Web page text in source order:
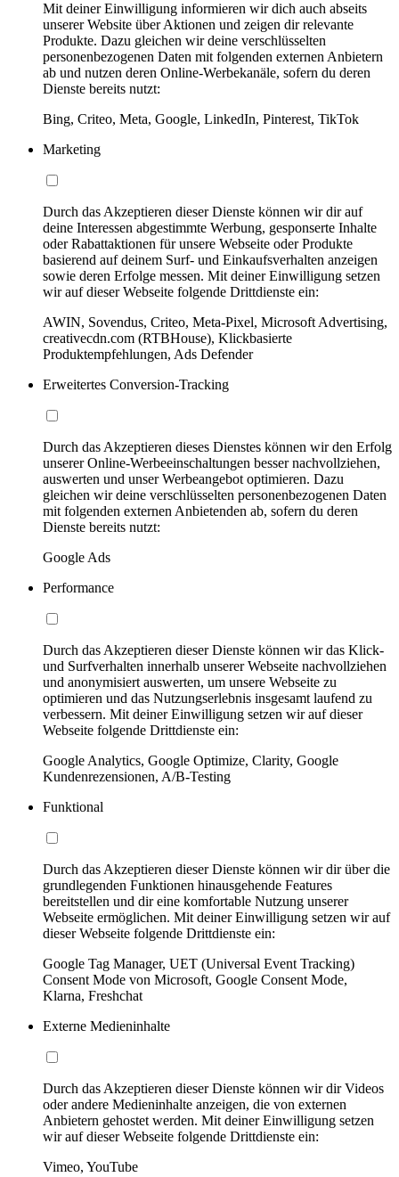
Mit deiner Einwilligung informieren wir dich auch abseits
unserer Website über Aktionen und zeigen dir relevante
Produkte. Dazu gleichen wir deine verschlüsselten
personenbezogenen Daten mit folgenden externen Anbietern
ab und nutzen deren Online-Werbekanäle, sofern du deren
Dienste bereits nutzt:
Bing, Criteo, Meta, Google, LinkedIn, Pinterest, TikTok
Marketing
Durch das Akzeptieren dieser Dienste können wir dir auf
deine Interessen abgestimmte Werbung, gesponserte Inhalte
oder Rabattaktionen für unsere Webseite oder Produkte
basierend auf deinem Surf- und Einkaufsverhalten anzeigen
sowie deren Erfolge messen. Mit deiner Einwilligung setzen
wir auf dieser Webseite folgende Drittdienste ein:
AWIN, Sovendus, Criteo, Meta-Pixel, Microsoft Advertising,
creativecdn.com (RTBHouse), Klickbasierte
Produktempfehlungen, Ads Defender
Erweitertes Conversion-Tracking
Durch das Akzeptieren dieses Dienstes können wir den Erfolg
unserer Online-Werbeeinschaltungen besser nachvollziehen,
auswerten und unser Werbeangebot optimieren. Dazu
gleichen wir deine verschlüsselten personenbezogenen Daten
mit folgenden externen Anbietenden ab, sofern du deren
Dienste bereits nutzt:
Google Ads
Performance
Durch das Akzeptieren dieser Dienste können wir das Klick-
und Surfverhalten innerhalb unserer Webseite nachvollziehen
und anonymisiert auswerten, um unsere Webseite zu
optimieren und das Nutzungserlebnis insgesamt laufend zu
verbessern. Mit deiner Einwilligung setzen wir auf dieser
Webseite folgende Drittdienste ein:
Google Analytics, Google Optimize, Clarity, Google
Kundenrezensionen, A/B-Testing
Funktional
Durch das Akzeptieren dieser Dienste können wir dir über die
grundlegenden Funktionen hinausgehende Features
bereitstellen und dir eine komfortable Nutzung unserer
Webseite ermöglichen. Mit deiner Einwilligung setzen wir auf
dieser Webseite folgende Drittdienste ein:
Google Tag Manager, UET (Universal Event Tracking)
Consent Mode von Microsoft, Google Consent Mode,
Klarna, Freshchat
Externe Medieninhalte
Durch das Akzeptieren dieser Dienste können wir dir Videos
oder andere Medieninhalte anzeigen, die von externen
Anbietern gehostet werden. Mit deiner Einwilligung setzen
wir auf dieser Webseite folgende Drittdienste ein:
Vimeo, YouTube